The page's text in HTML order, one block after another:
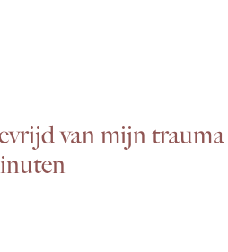
van mijn